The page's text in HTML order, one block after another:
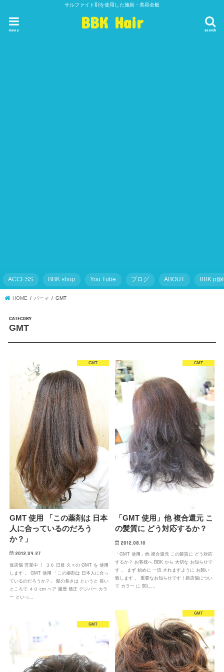
サルファイト剤を使用した施術・美容全般
BBK Hair search
menu
ACCESS BBK shop You Tube ブログ ABOUT BBK
HOME パーマ GMT
GMT
GMT
GMT 使用 「この薬剤は 日本
人に合っているのだろう
か？」
2012.09.27
仮店舗 営業中 ！ ３６ 日目 久々の GMT を 使用
します 。 GMT 使用 「この薬剤は 日本人に合っ
ているのだろうか？」 髪の長さは というと 長い
ところで ４０ cm ヘア 履歴 矯正 デジパー カラ
ー といっ…
GMT
「GMT 使用」他 複合還元 こ
の髪質に どう対応するか？
2012.08.10
「GMT 使用」他 複合還元 この髪質に どう対応
するか？ お客様へ BBK から 大切な お知らせで
す 。 まず 始めに 一読 されますように お願い
致します 。 重要なお知らせです！新店舗につい
て カラー に 関し…
GMT
GMT